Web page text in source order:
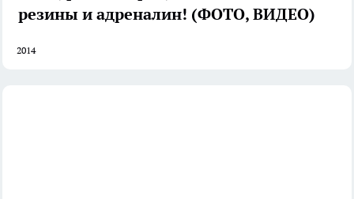
резины и адреналин! (ФОТО, ВИДЕО)
2014